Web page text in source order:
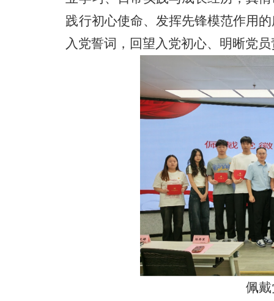
践行初心使命、发挥先锋模范作用
入党誓词，回望入党初心、明晰党
佩